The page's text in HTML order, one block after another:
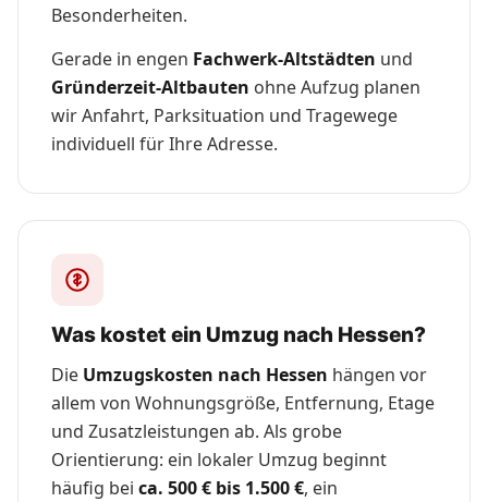
Besonderheiten.
Gerade in engen Fachwerk-Altstädten und
Gründerzeit-Altbauten ohne Aufzug planen
wir Anfahrt, Parksituation und Tragewege
individuell für Ihre Adresse.
Was kostet ein Umzug nach Hessen?
Die Umzugskosten nach Hessen hängen vor
allem von Wohnungsgröße, Entfernung, Etage
und Zusatzleistungen ab. Als grobe
Orientierung: ein lokaler Umzug beginnt
häufig bei ca. 500 € bis 1.500 €, ein